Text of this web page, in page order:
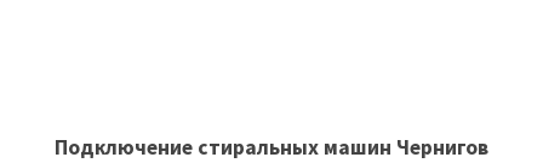
Подключение стиральных машин Чернигов